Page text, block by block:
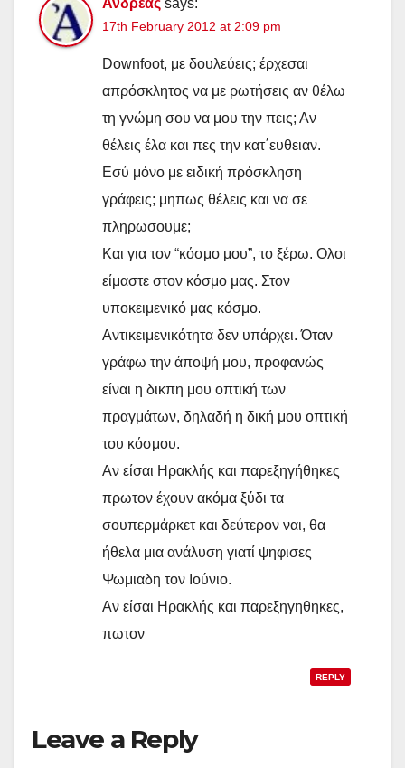
17th February 2012 at 2:09 pm
Downfoot, με δουλεύεις; έρχεσαι
απρόσκλητος να με ρωτήσεις αν θέλω
τη γνώμη σου να μου την πεις; Αν
θέλεις έλα και πες την κατ΄ευθειαν.
Εσύ μόνο με ειδική πρόσκληση
γράφεις; μηπως θέλεις και να σε
πληρωσουμε;
Και για τον “κόσμο μου”, το ξέρω. Ολοι
είμαστε στον κόσμο μας. Στον
υποκειμενικό μας κόσμο.
Αντικειμενικότητα δεν υπάρχει. Όταν
γράφω την άποψή μου, προφανώς
είναι η δικπη μου οπτική των
πραγμάτων, δηλαδή η δική μου οπτική
του κόσμου.
Αν είσαι Ηρακλής και παρεξηγήθηκες
πρωτον έχουν ακόμα ξύδι τα
σουπερμάρκετ και δεύτερον ναι, θα
ήθελα μια ανάλυση γιατί ψηφισες
Ψωμιαδη τον Ιούνιο.
Αν είσαι Ηρακλής και παρεξηγηθηκες,
πωτον
REPLY
Leave a Reply